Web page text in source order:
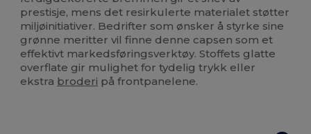
prestisje, mens det resirkulerte materialet støtter
miljøinitiativer. Bedrifter som ønsker å styrke sine
grønne meritter vil finne denne capsen som et
effektivt markedsføringsverktøy. Stoffets glatte
overflate gir mulighet for tydelig trykk eller
ekstra broderi på frontpanelene.